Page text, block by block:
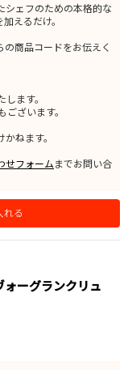
シェフのための本格的な
えるだけ。
商品コードをお伝えく
ます。
ざいます。
ねます。
せフォームまでお問い合
ォーグランクリュ